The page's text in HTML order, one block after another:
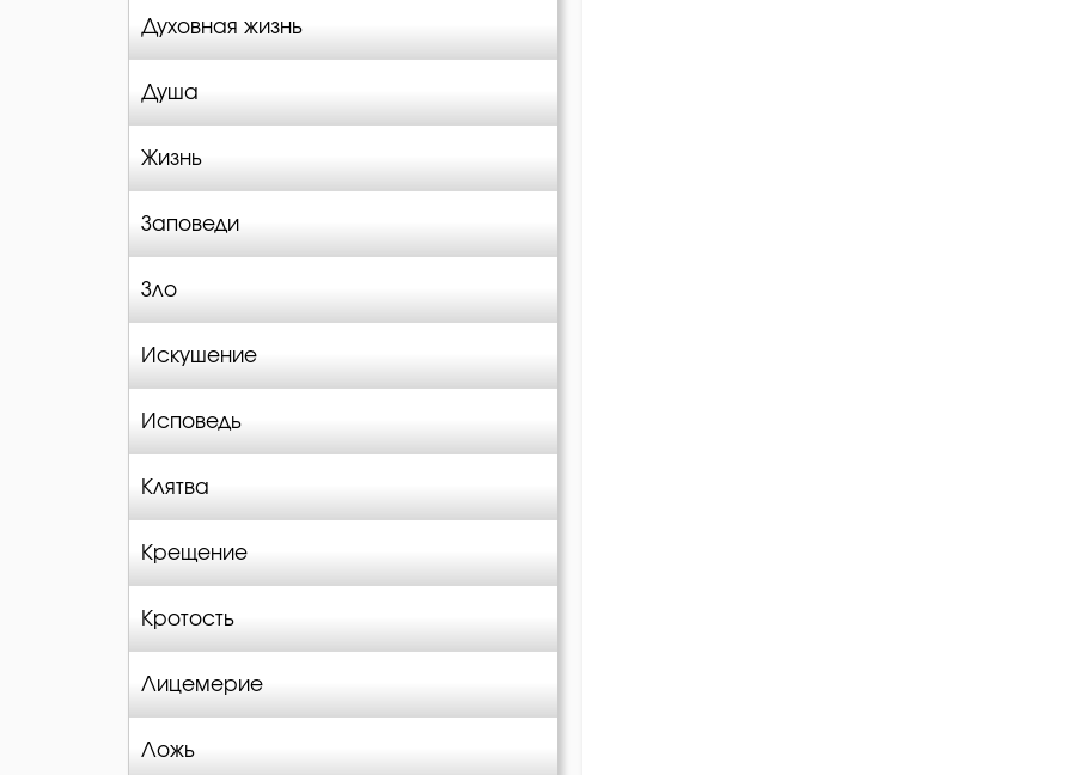
Духовная жизнь
Душа
Жизнь
Заповеди
Зло
Искушение
Исповедь
Клятва
Крещение
Кротость
Лицемерие
Ложь